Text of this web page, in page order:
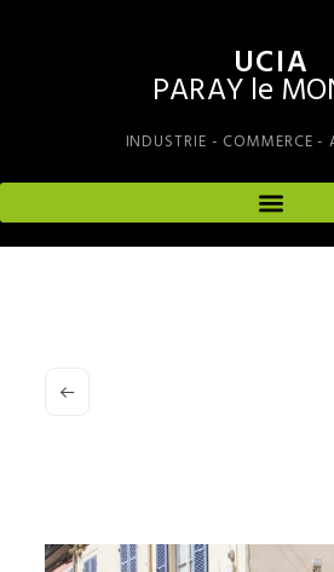
UCIA
PARAY le
INDUSTRIE - COMMERCE -